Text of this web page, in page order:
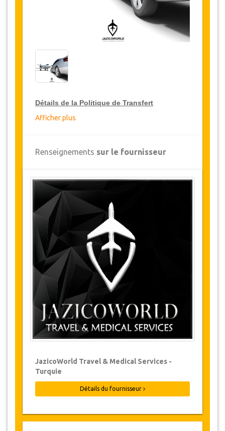
Détails de la Politique de Transfert
JazicoWorld offre pour les grands voyageurs,
15% de réduction sur les transferts
toute la Turquie et ce pendant une période de
12 mois, pour obtenir votre remise sur le
transfert, cliquez ci-dessus sur le bouton
Détails de la remise
Changements et Politique d'annulation
Les modifications de réservations peuvent
être possibles si l’avis est donné à temps.
Pour plus d'informations veuillez nous
contacter.
Pour toutes les annulations faites au
moins 24 heures à l’avance, il n‘y aura
pas de frais, même si la réservation a été
confirmée. L'annulation ne peut être faite
que par écrit en envoyant un courrier
électronique.
moins de 24 heures avant le transfert.
Dans de tels cas, les paiements sont non-
remboursables.
De temps en temps, JazicoWorld peut
Afficher plus
Renseignements sur le fournisseur
JazicoWorld Travel & Medical Services -
Turquie
Détails du fournisseur